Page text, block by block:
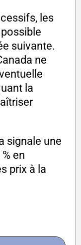
les
suivante.
ne
la
signale une
en
prix à la